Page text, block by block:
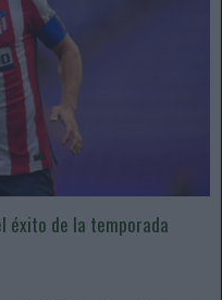
éxito de la temporada